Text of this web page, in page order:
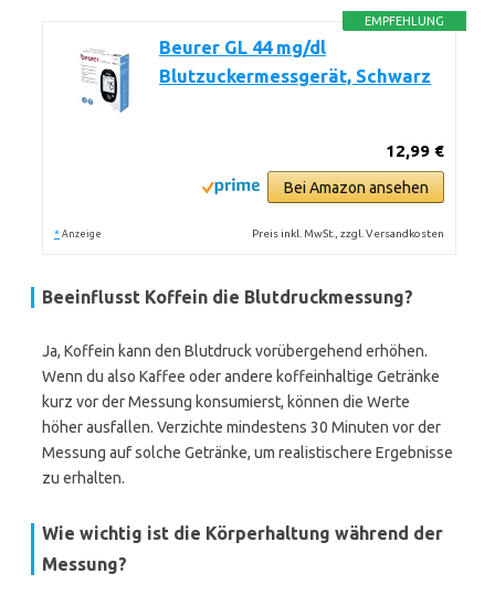
EMPFEHLUNG
Beurer GL 44 mg/dl
Blutzuckermessgerät, Schwarz
12,99 €
Bei Amazon ansehen
* Anzeige Preis inkl. MwSt., zzgl. Versandkosten
Beeinflusst Koffein die Blutdruckmessung?
Ja, Koffein kann den Blutdruck vorübergehend erhöhen.
Wenn du also Kaffee oder andere koffeinhaltige Getränke
kurz vor der Messung konsumierst, können die Werte
höher ausfallen. Verzichte mindestens 30 Minuten vor der
Messung auf solche Getränke, um realistischere Ergebnisse
zu erhalten.
Wie wichtig ist die Körperhaltung während der
Messung?